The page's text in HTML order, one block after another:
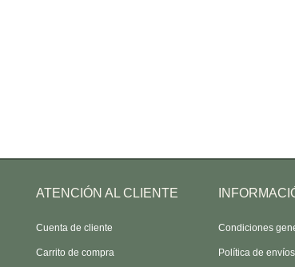
ATENCIÓN AL CLIENTE
Cuenta de cliente
Carrito de compra
Condiciones
Política de